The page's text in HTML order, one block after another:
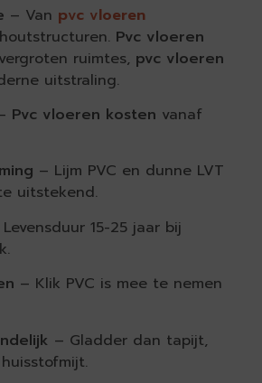
– Van pvc vloeren
Pvc vloeren
vergroten ruimtes, pvc vloeren
uitstraling.
Pvc vloeren kosten vanaf
– Lijm PVC en dunne LVT
uitstekend.
15-25 jaar bij
– Klik PVC is mee te nemen
– Gladder dan tapijt,